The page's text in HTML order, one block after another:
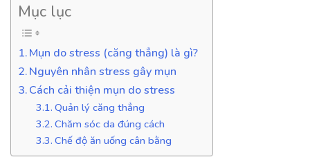
Mục lục
Mụn do stress (căng thẳng) là gì?
Nguyên nhân stress gây mụn
Cách cải thiện mụn do stress
Quản lý căng thẳng
Chăm sóc da đúng cách
Chế độ ăn uống cân bằng